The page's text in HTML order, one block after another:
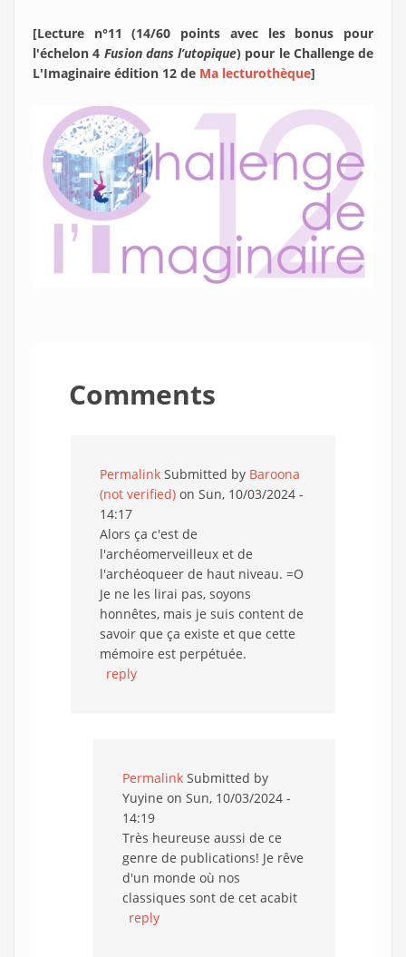
[Lecture n°11 (14/60 points avec les bonus pour
l'échelon 4 Fusion dans l’utopique) pour le Challenge de
L'Imaginaire édition 12 de Ma lecturothèque]
Comments
Permalink Submitted by Baroona
(not verified) on Sun, 10/03/2024 -
14:17
Alors ça c'est de
l'archéomerveilleux et de
l'archéoqueer de haut niveau. =O
Je ne les lirai pas, soyons
honnêtes, mais je suis content de
savoir que ça existe et que cette
mémoire est perpétuée.
reply
Permalink Submitted by
Yuyine on Sun, 10/03/2024 -
14:19
Très heureuse aussi de ce
genre de publications! Je rêve
d'un monde où nos
classiques sont de cet acabit
reply